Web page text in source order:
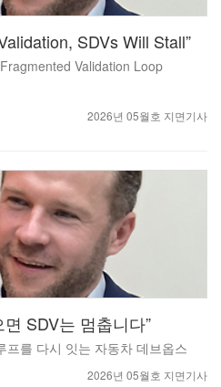
SDVs Will Stall”
Validation Loop
2026년 05월호 지면기사
SDV는 멈춥니다”
프를 다시 잇는 자동차 데브옵스
2026년 05월호 지면기사